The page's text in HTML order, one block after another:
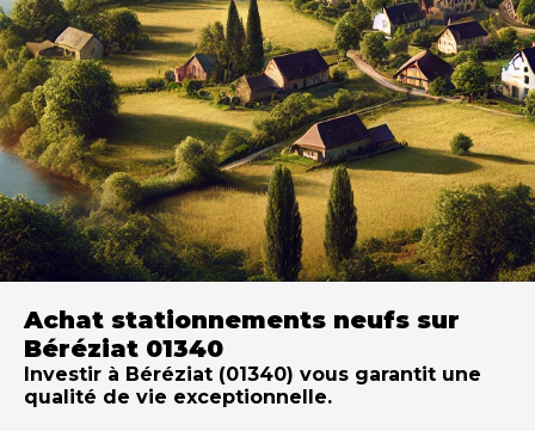
Achat stationnements neufs sur
Béréziat 01340
Investir à Béréziat (01340) vous garantit une
qualité de vie exceptionnelle.